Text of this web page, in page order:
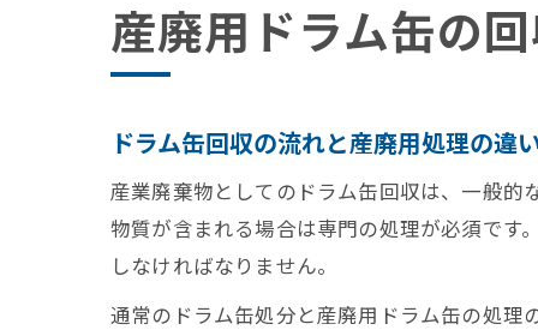
産廃用ドラム缶の
ドラム缶回収の流れと産廃用処理の違
産業廃棄物としてのドラム缶回収は、一般的
物質が含まれる場合は専門の処理が必須です
しなければなりません。
通常のドラム缶処分と産廃用ドラム缶の処理